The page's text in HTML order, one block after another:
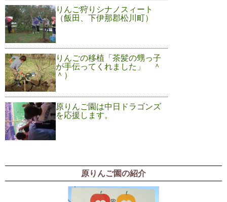
りんご狩りシナノスィート
（飯田、下伊那郡松川町）
りんごの移植「茶髪の甥っ子
が手伝ってくれました」 ＾
＾）
原りんご園は中日ドラゴンズ
を応援します。
原りんご園の紹介